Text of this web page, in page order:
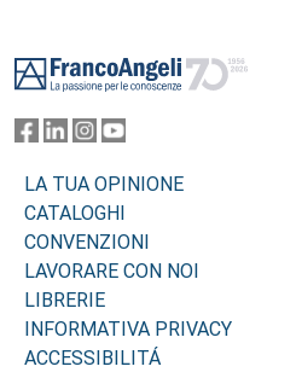
LA TUA OPINIONE
CATALOGHI
CONVENZIONI
LAVORARE CON NOI
LIBRERIE
INFORMATIVA PRIVACY
ACCESSIBILITÁ